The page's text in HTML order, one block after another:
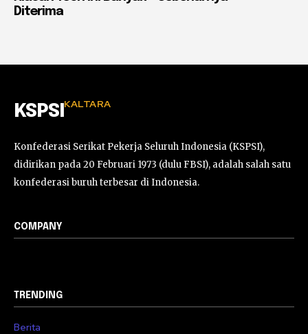
Diterima
KSPSI KALTARA
Konfederasi Serikat Pekerja Seluruh Indonesia (KSPSI),
didirikan pada 20 Februari 1973 (dulu FBSI), adalah salah satu
konfederasi buruh terbesar di Indonesia.
COMPANY
TRENDING
Berita